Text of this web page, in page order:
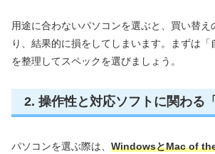
用途に合わないパソコンを選ぶと、買い替え
り、結果的に損をしてしまいます。まずは「
を整理してスペックを選びましょう。
2. 操作性と対応ソフトに関わる
パソコンを選ぶ際は、 WindowsとMac of